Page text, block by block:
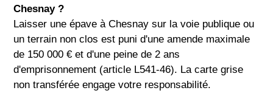
Chesnay ?
Laisser une épave à Chesnay sur la voie publique ou
un terrain non clos est puni d'une amende maximale
de 150 000 € et d'une peine de 2 ans
d'emprisonnement (article L541-46). La carte grise
non transférée engage votre responsabilité.